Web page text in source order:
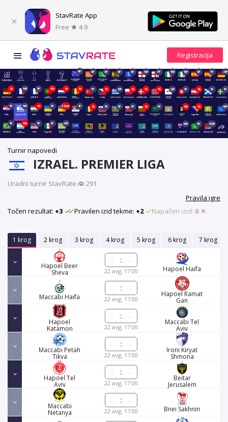
StavRate App
Free
4.9
4P 4P 4P 4P 4P 14P 7P 15P 15P 8P 7P 21P
9h 14P 1P 10h 8h 9h 7P 7h 15P 9h 7h 7h 22P 1P 8h 1P 1P
1P 15P 6h 1P 51min 1P 8h 1P 8P 1P 9h 6P 14h 8h 40P
1P 13h 1P 8P 48P 69P 5P 153P
Turnir napovedi
IZRAEL. PREMIER LIGA
Uradni turnir StavRate·
291
Pravila igre
Točen rezultat: +3 Pravilen izid tekme: +2 Napačen izid: 0
1 krog 2 krog 3 krog 4 krog 5 krog 6 krog 7 krog
Hapoel Beer
Sheva
:
22 avg, 17:00 Hapoel Haifa
Maccabi Haifa
:
22 avg, 17:00
Hapoel Ramat
Gan
Hapoel
Katamon
:
22 avg, 17:00
Maccabi Tel
Aviv
Maccabi Petah
Tikva
:
22 avg, 17:00
Ironi Kiryat
Shmona
Hapoel Tel
Aviv
:
22 avg, 17:00
Beitar
Jerusalem
Maccabi
Netanya
:
22 avg, 17:00 Bnei Sakhnin